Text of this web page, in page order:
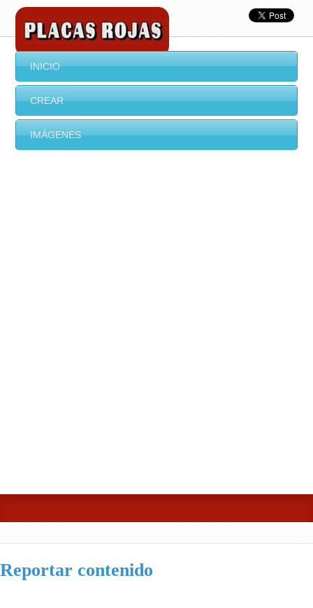
INICIO
CREAR
IMÁGENES
Reportar contenido